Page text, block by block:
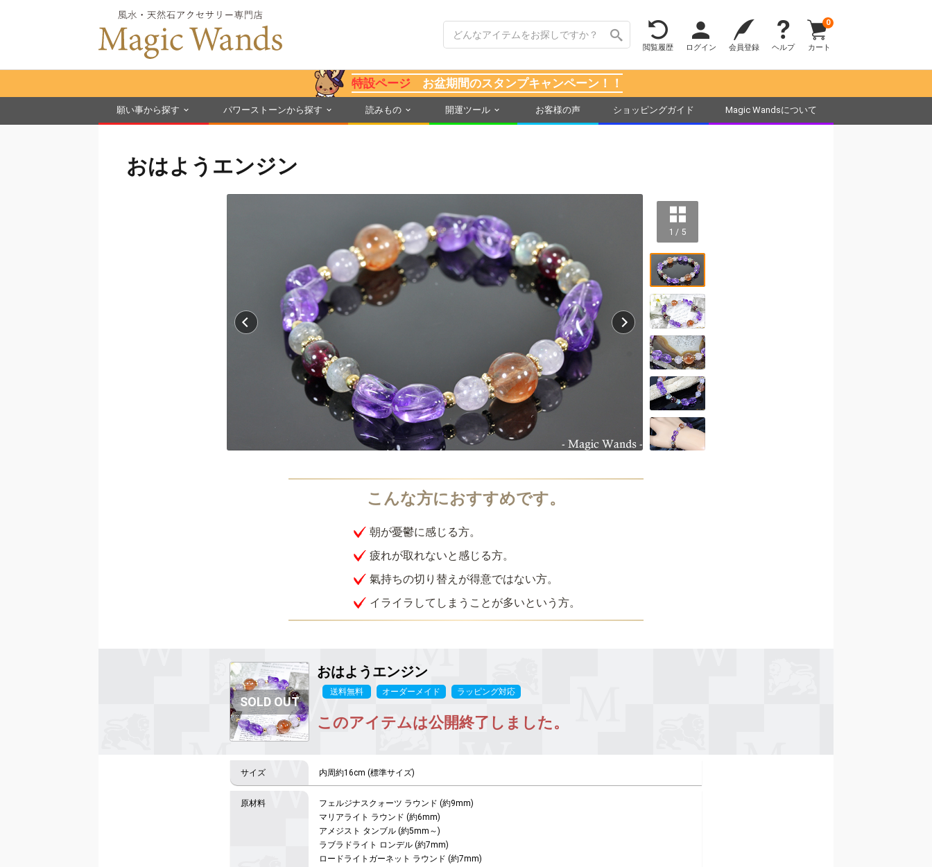
閲覧履歴 ログイン 会員登録 ヘルプ カート
0
特設ページ お盆期間のスタンプキャンペーン！！
願い事から探す パワーストーンから探す 読みもの 開運ツール お客様の声 ショッピングガイド Magic Wandsについて
おはようエンジン
1 / 5
朝が憂鬱に感じる方。
疲れが取れないと感じる方。
氣持ちの切り替えが得意ではない方。
イライラしてしまうことが多いという方。
おはようエンジン
送料無料 オーダーメイド ラッピング対応
このアイテムは公開終了しました。
内周約16cm (標準サイズ)
フェルジナスクォーツ ラウンド (約9mm)
マリアライト ラウンド (約6mm)
アメジスト タンブル (約5mm～)
ラブラドライト ロンデル (約7mm)
ロードライトガーネット ラウンド (約7mm)